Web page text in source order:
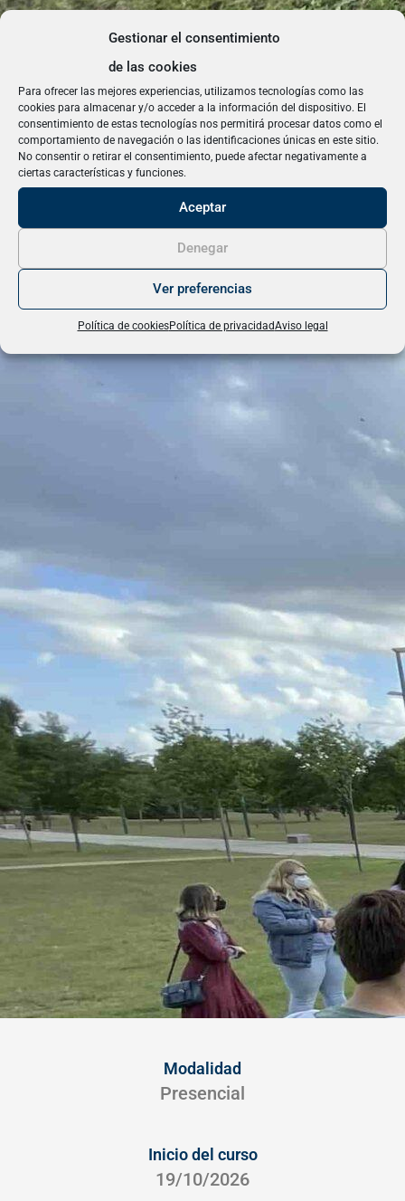
Gestionar el consentimiento
de las cookies
Para ofrecer las mejores experiencias, utilizamos tecnologías como las
cookies para almacenar y/o acceder a la información del dispositivo. El
consentimiento de estas tecnologías nos permitirá procesar datos como el
comportamiento de navegación o las identificaciones únicas en este sitio.
No consentir o retirar el consentimiento, puede afectar negativamente a
ciertas características y funciones.
Aceptar
Denegar
Ver preferencias
Política de cookiesPolítica de privacidadAviso legal
Modalidad
Presencial
Inicio del curso
19/10/2026